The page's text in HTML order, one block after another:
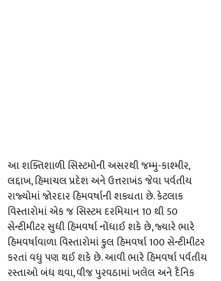
આ શક્તિશાળી સિસ્ટમોની અસરથી જમ્મુ-કાશ્મીર,
લદ્દાખ, હિમાચલ પ્રદેશ અને ઉત્તરાખંડ જેવા પર્વતીય
રાજ્યોમાં જોરદાર હિમવર્ષાની શક્યતા છે. કેટલાક
વિસ્તારોમાં એક જ સિસ્ટમ દરમિયાન 10 થી 50
સેન્ટીમીટર સુધી હિમવર્ષા નોંધાઈ શકે છે, જ્યારે ભારે
હિમવર્ષાવાળા વિસ્તારોમાં કુલ હિમવર્ષા 100 સેન્ટીમીટર
કરતાં વધુ પણ થઈ શકે છે. આવી ભારે હિમવર્ષા પર્વતીય
રસ્તાઓ બંધ થવા, વીજ પુરવઠામાં ખલેલ અને દૈનિક